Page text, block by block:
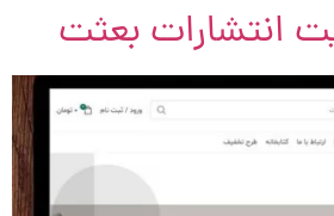
انتشارات بعثت